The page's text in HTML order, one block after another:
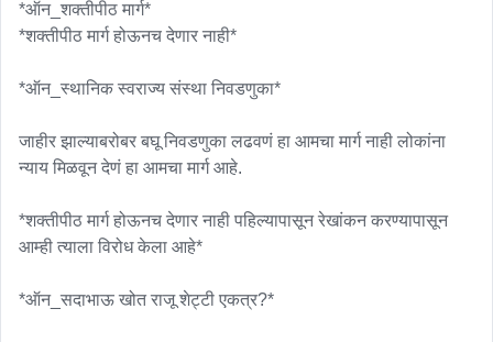
*ऑन_शक्तीपीठ मार्ग*
*शक्तीपीठ मार्ग होऊनच देणार नाही*
*ऑन_स्थानिक स्वराज्य संस्था निवडणुका*
जाहीर झाल्याबरोबर बघू निवडणुका लढवणं हा आमचा मार्ग नाही लोकांना
न्याय मिळवून देणं हा आमचा मार्ग आहे.
*शक्तीपीठ मार्ग होऊनच देणार नाही पहिल्यापासून रेखांकन करण्यापासून
आम्ही त्याला विरोध केला आहे*
*ऑन_सदाभाऊ खोत राजू शेट्टी एकत्र?*